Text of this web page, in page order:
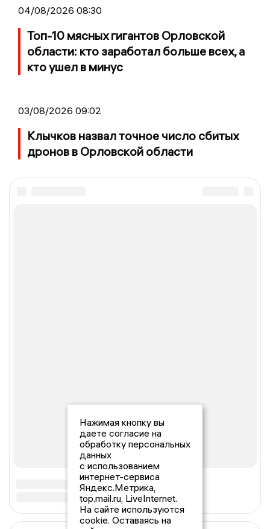
04/08/2026 08:30
Топ-10 мясных гигантов Орловской
области: кто заработал больше всех, а
кто ушел в минус
03/08/2026 09:02
Клычков назвал точное число сбитых
дронов в Орловской области
Нажимая кнопку вы
даете согласие на
обработку персональных
данных
с использованием
интернет-сервиса
Яндекс.Метрика,
top.mail.ru, LiveInternet.
На сайте используются
cookie. Оставаясь на